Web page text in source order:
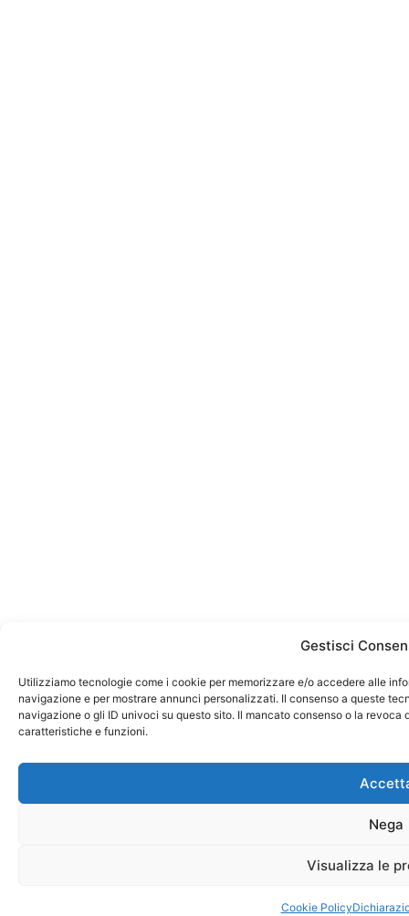
Gestisci
Utilizziamo tecnologie come i cookie per memorizzare e/o accedere alle
navigazione e per mostrare annunci personalizzati. Il consenso a queste
navigazione o gli ID univoci su questo sito. Il mancato consenso o la
caratteristiche e funzioni.
Nega
Visualizza le
Cookie Policy